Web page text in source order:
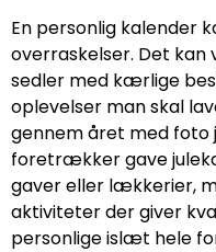
En personlig kalender
overraskelser. Det
sedler med kærlige
oplevelser man skal
gennem året med foto
foretrækker gave
gaver eller lækkerier,
aktiviteter der giver
personlige islæt hele